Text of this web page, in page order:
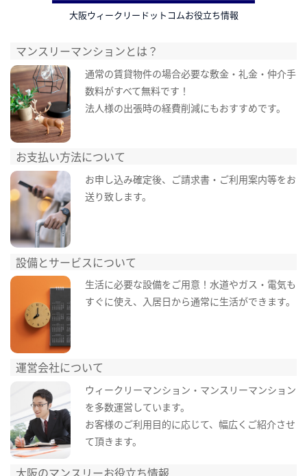
大阪ウィークリードットコムお役立ち情報
マンスリーマンションとは？
通常の賃貸物件の場合必要な敷金・礼金・仲介手
数料がすべて無料です！
法人様の出張時の経費削減にもおすすめです。
お支払い方法について
お申し込み確定後、ご請求書・ご利用案内等をお
送り致します。
設備とサービスについて
生活に必要な設備をご用意！水道やガス・電気も
すぐに使え、入居日から通常に生活ができます。
運営会社について
ウィークリーマンション・マンスリーマンション
を多数運営しています。
お客様のご利用目的に応じて、幅広くご紹介させ
て頂きます。
大阪のマンスリーお役立ち情報